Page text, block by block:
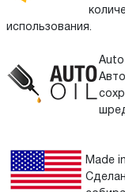
использования.
Auto
Made